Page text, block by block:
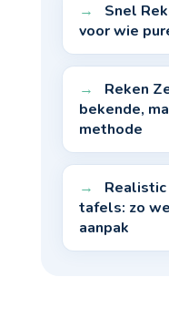
Snel
voor wie
Reken
bekende,
methode
Realistic
tafels: zo
aanpak